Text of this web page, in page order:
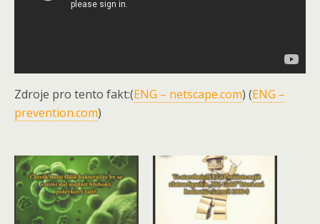
Zdroje pro tento fakt:(ENG – netscape.com) (ENG –
prevention.com)